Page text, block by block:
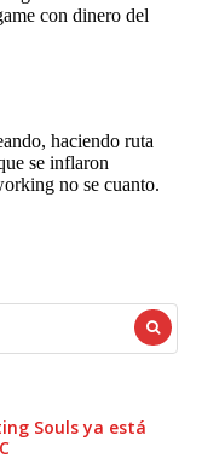
Souls ya está